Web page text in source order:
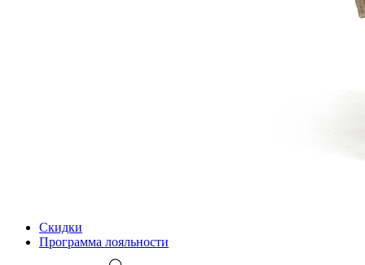
Скидки
Программа лояльности